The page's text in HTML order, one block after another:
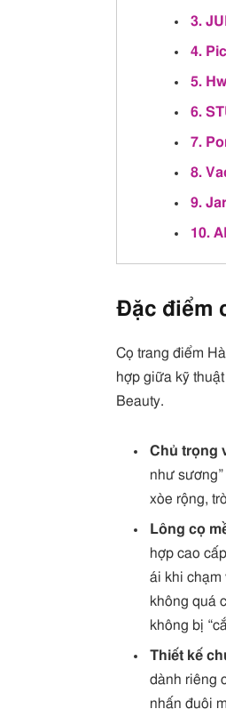
3.
4.
5.
6.
7.
8.
9.
10.
Đặc điểm
Cọ trang điểm
hợp giữa kỹ
Beauty.
Chủ trọng
như
xòe rộng,
Lông cọ
hợp cao
ái khi chạm
không quá
không bị
Thiết kế
dành riêng
nhấn đuôi